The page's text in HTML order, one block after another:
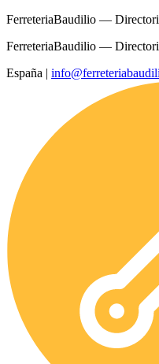
FerreteriaBaudilio —
FerreteriaBaudilio —
España |